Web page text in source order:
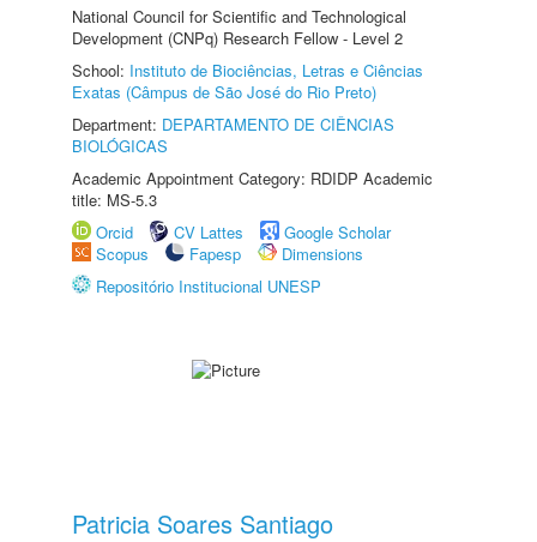
National Council for Scientific and Technological
Development (CNPq) Research Fellow - Level 2
School: Instituto de Biociências, Letras e Ciências
Exatas (Câmpus de São José do Rio Preto)
Department: DEPARTAMENTO DE CIÊNCIAS
BIOLÓGICAS
Academic Appointment Category: RDIDP Academic
title: MS-5.3
Orcid
CV Lattes
Google Scholar
Scopus
Fapesp
Dimensions
Repositório Institucional UNESP
Patricia Soares Santiago